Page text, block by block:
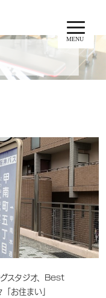
MENU
スタジオ、Best
お住まい」